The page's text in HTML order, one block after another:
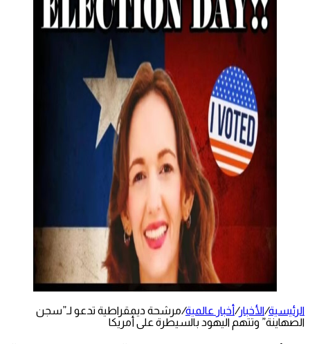
الرئيسية/الأخبار/أخبار عالمية/مرشحة ديمقراطية تدعو لـ”سجن
الصهاينة” وتتهم اليهود بالسيطرة على أمريكا